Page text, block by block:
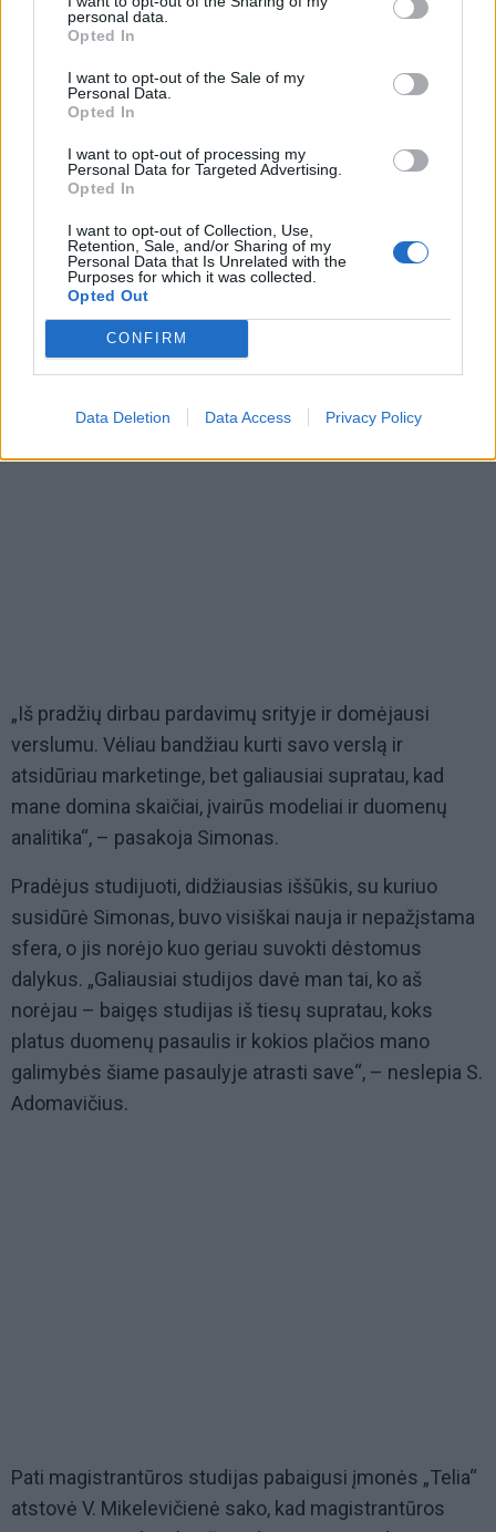
personal data.
Opted In
I want to opt-out of the Sale of my
Personal Data.
Opted In
I want to opt-out of processing my
Personal Data for Targeted Advertising.
Opted In
I want to opt-out of Collection, Use,
Retention, Sale, and/or Sharing of my
Personal Data that Is Unrelated with the
Purposes for which it was collected.
Opted Out
CONFIRM
Data Deletion Data Access Privacy Policy
„Būtent dėl jos aš galėjau skirti daug laiko naujos
srities pažinimui, nes jei ne jis, kažin ar būčiau tiek
daug laiko skyręs studijoms, kiek tuo metu skyriau.
Kita vertus, aš tvirtai žinojau, ko aš noriu ir tikėjau
noriu būti“, – prisiminimais dalijasi jis.
nuolatinis savęs ieškojimas ir noras daryti
prasmingus darbus, tačiau jis ilgą laiką nežinojo, kas
tai galėtų būti ir tik smalsumas jį atvedė į dabartinę
„Iš pradžių dirbau pardavimų srityje ir domėjausi
verslumu. Vėliau bandžiau kurti savo verslą ir
atsidūriau marketinge, bet galiausiai supratau, kad
mane domina skaičiai, įvairūs modeliai ir duomenų
analitika“, – pasakoja Simonas.
Pradėjus studijuoti, didžiausias iššūkis, su kuriuo
susidūrė Simonas, buvo visiškai nauja ir nepažįstama
sfera, o jis norėjo kuo geriau suvokti dėstomus
dalykus. „Galiausiai studijos davė man tai, ko aš
norėjau – baigęs studijas iš tiesų supratau, koks
platus duomenų pasaulis ir kokios plačios mano
galimybės šiame pasaulyje atrasti save“, – neslepia S.
Adomavičius.
Pati magistrantūros studijas pabaigusi įmonės „Telia“
atstovė V. Mikelevičienė sako, kad magistrantūros